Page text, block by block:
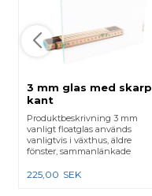
3 mm glas med skarp
kant
Produktbeskrivning 3 mm
vanligt floatglas används
vanligtvis i växthus, äldre
fönster, sammanlänkade
225,00 SEK